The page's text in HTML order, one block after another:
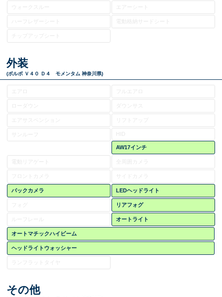
電動格納サードシート
外装
(ボルボ Ｖ４０ Ｄ４ モメンタム 神奈川県)
ローダウン ダウンサス
HID
AW17インチ
全周囲カメラ
フロントカメラ サイドカメラ
バックカメラ LEDヘッドライト
リアフォグ
オートライト
オートマチックハイビーム
ヘッドライトウォッシャー
ランフラットタイヤ
その他